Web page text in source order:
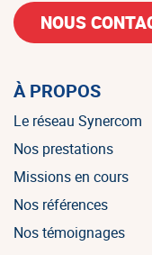
NOUS
À PROPOS
Le réseau Synercom
Nos prestations
Missions en cours
Nos références
Nos témoignages